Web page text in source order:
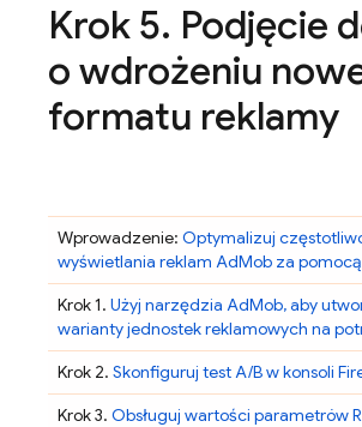
Krok 5. Podjęcie
o wdrożeniu
formatu reklamy
Wprowadzenie: Optymalizuj
wyświetlania reklam AdMob za
Krok 1. Użyj narzędzia AdMob, aby
warianty jednostek reklamowych na
Krok 2. Skonfiguruj test A/B w konsoli
Krok 3. Obsługuj wartości parametrów